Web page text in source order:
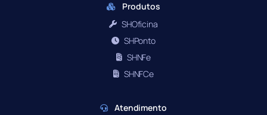
Produtos
SHOficina
SHPonto
SHNFe
SHNFCe
Atendimento